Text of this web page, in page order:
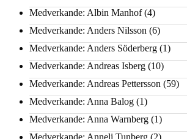
Medverkande: Albin Manhof(4)
Medverkande: Anders Nilsson (6)
Medverkande: Anders Söderberg (1)
Medverkande: Andreas Isberg (10)
Medverkande: Andreas Pettersson (59)
Medverkande: Anna Balog (1)
Medverkande: Anna Warnberg (1)
Medverkande: Anneli Tunberg (2)